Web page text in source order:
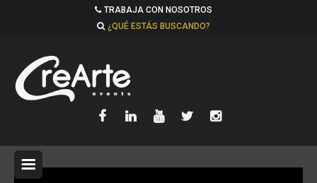
TRABAJA CON NOSOTROS
¿QUÉ ESTÁS BUSCANDO?